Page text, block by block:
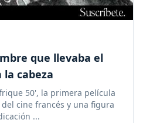
que llevaba el
cabeza
50', la primera película
cine francés y una figura
...